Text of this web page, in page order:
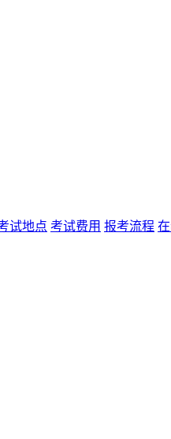
试地点 考试费用 报考流程